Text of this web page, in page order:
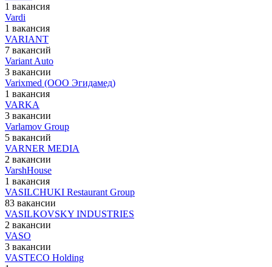
1 вакансия
Vardi
1 вакансия
VARIANT
7 вакансий
Variant Auto
3 вакансии
Varixmed (ООО Эгидамед)
1 вакансия
VARKA
3 вакансии
Varlamov Group
5 вакансий
VARNER MEDIA
2 вакансии
VarshHouse
1 вакансия
VASILCHUKI Restaurant Group
83 вакансии
VASILKOVSKY INDUSTRIES
2 вакансии
VASO
3 вакансии
VASTECO Holding